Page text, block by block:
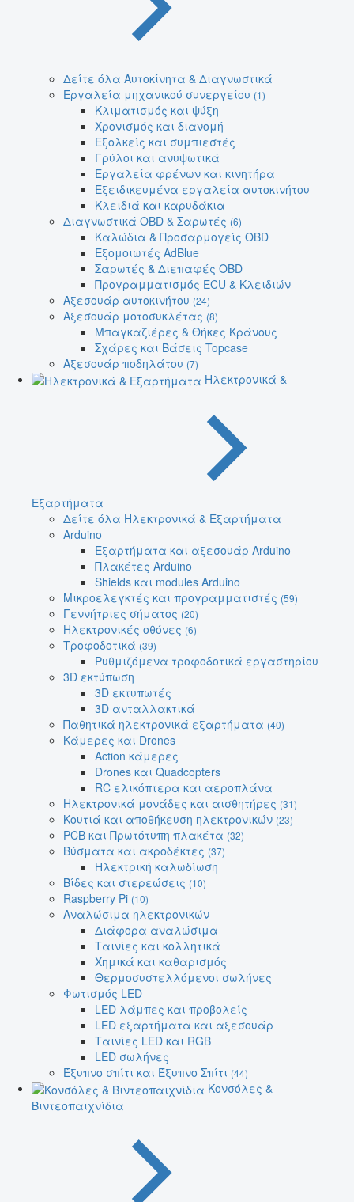
Δείτε όλα Αυτοκίνητα & Διαγνωστικά
Εργαλεία μηχανικού συνεργείου (1)
Κλιματισμός και ψύξη
Χρονισμός και διανομή
Εξολκείς και συμπιεστές
Γρύλοι και ανυψωτικά
Εργαλεία φρένων και κινητήρα
Εξειδικευμένα εργαλεία αυτοκινήτου
Κλειδιά και καρυδάκια
Διαγνωστικά OBD & Σαρωτές (6)
Καλώδια & Προσαρμογείς OBD
Εξομοιωτές AdBlue
Σαρωτές & Διεπαφές OBD
Προγραμματισμός ECU & Κλειδιών
Αξεσουάρ αυτοκινήτου (24)
Αξεσουάρ μοτοσυκλέτας (8)
Μπαγκαζιέρες & Θήκες Κράνους
Σχάρες και Βάσεις Topcase
Αξεσουάρ ποδηλάτου (7)
Ηλεκτρονικά &
Εξαρτήματα
Δείτε όλα Ηλεκτρονικά & Εξαρτήματα
Arduino
Εξαρτήματα και αξεσουάρ Arduino
Πλακέτες Arduino
Shields και modules Arduino
Μικροελεγκτές και προγραμματιστές (59)
Γεννήτριες σήματος (20)
Ηλεκτρονικές οθόνες (6)
Τροφοδοτικά (39)
Ρυθμιζόμενα τροφοδοτικά εργαστηρίου
3D εκτύπωση
3D εκτυπωτές
3D ανταλλακτικά
Παθητικά ηλεκτρονικά εξαρτήματα (40)
Κάμερες και Drones
Action κάμερες
Drones και Quadcopters
RC ελικόπτερα και αεροπλάνα
Ηλεκτρονικά μονάδες και αισθητήρες (31)
Κουτιά και αποθήκευση ηλεκτρονικών (23)
PCB και Πρωτότυπη πλακέτα (32)
Βύσματα και ακροδέκτες (37)
Ηλεκτρική καλωδίωση
Βίδες και στερεώσεις (10)
Raspberry Pi (10)
Αναλώσιμα ηλεκτρονικών
Διάφορα αναλώσιμα
Ταινίες και κολλητικά
Χημικά και καθαρισμός
Θερμοσυστελλόμενοι σωλήνες
Φωτισμός LED
LED λάμπες και προβολείς
LED εξαρτήματα και αξεσουάρ
Ταινίες LED και RGB
LED σωλήνες
Έξυπνο σπίτι και Έξυπνο Σπίτι (44)
Κονσόλες &
Βιντεοπαιχνίδια